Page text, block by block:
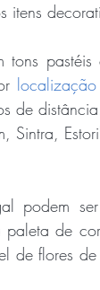
itens
pastéis
localização
de
Sintra,
podem
de
de flores